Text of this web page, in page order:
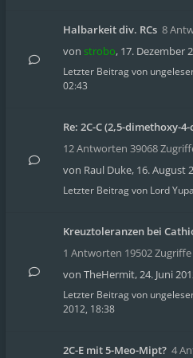
Halbarkeit div. RCs 8
von strobo, 17. Dezember
Letzter Beitrag von
02:43
Re: 2C-C (2,5-dimethoxy-
12 Antworten 39068
von Raul Duke, 16. August
Letzter Beitrag von Lord Yupa
Kreuztoleranzen bei
1 Antworten 19502 Zugriffe
von TheHermit,24. Juni
Letzter Beitrag von
2012, 18:38
2C-E mit 5-Meo-Mipt? 4